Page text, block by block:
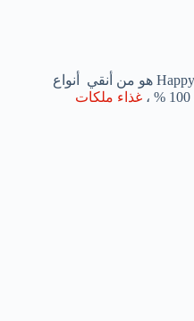
إن غذاء ملكات النحل من Happy Bee Farm هو من أنقي أنواع
غذاء ملكات